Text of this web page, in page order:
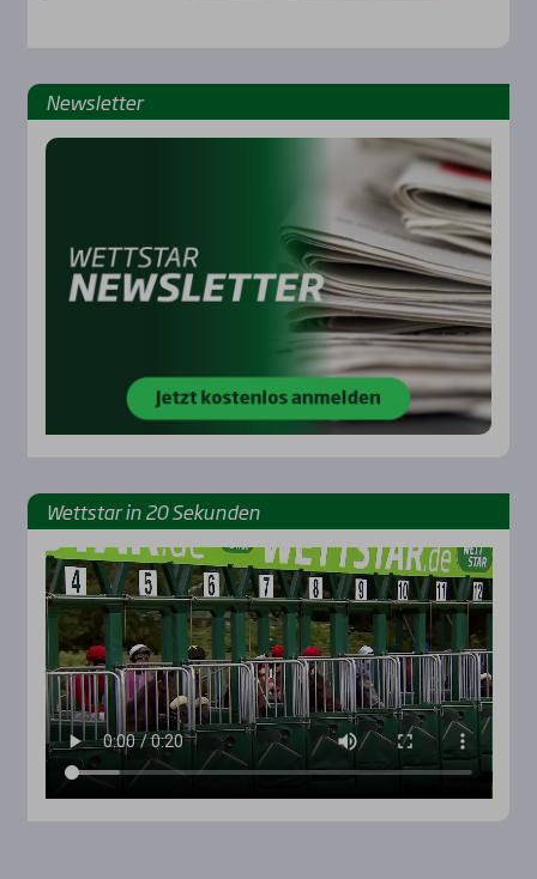
News­let­ter
Wett­star in 20 Sekun­den